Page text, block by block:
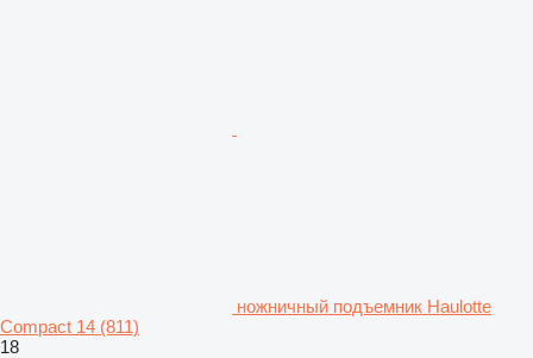
ножничный подъемник Haulotte
Compact 14 (811)
18